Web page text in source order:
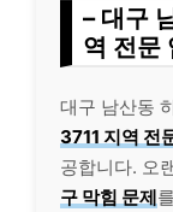
– 대구
역 전문
대구 남산동
3711 지역 전
공합니다. 오
구 막힘 문제